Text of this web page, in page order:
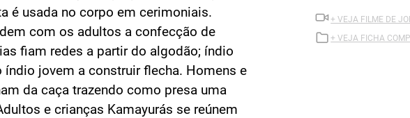
é usada no corpo em cerimoniais.
com os adultos a confecção de
fiam redes a partir do algodão; índio
índio jovem a construir flecha. Homens e
da caça trazendo como presa uma
e crianças Kamayurás se reúnem
+ VEJA FILME DE
+ VEJA FICHA